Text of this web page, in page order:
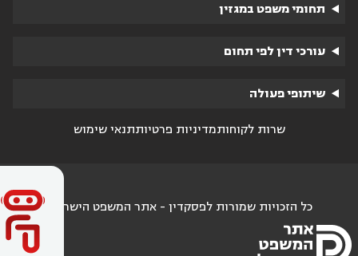
תחומי משפט במגזין
עורכי דין לפי תחום
שיתופי פעולה
שרות לקוחותמדיניות פרטיותתנאי שימוש
כל הזכויות שמורות לפסקדין - אתר המשפט הישראלי